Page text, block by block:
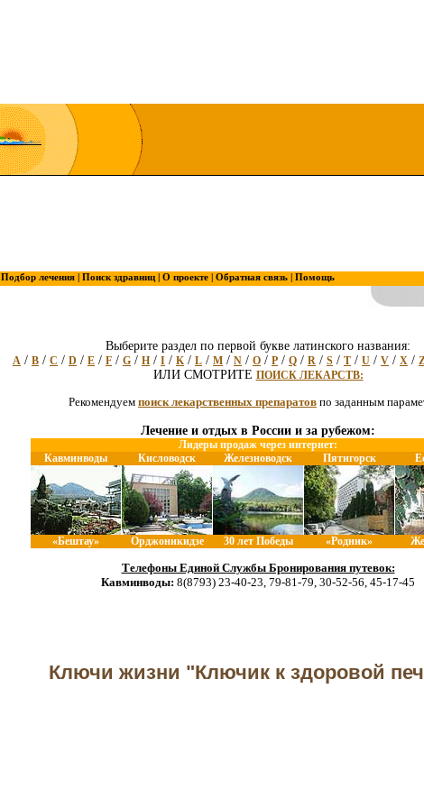
Подбор лечения | Поиск здравниц | О проекте | Обратная связь | Помощь
Выберите раздел по первой букве латинского названия:
A / B / C / D / E / F / G / H / I / K/ L / M / N / O / P / Q / R / S / T / U / V / X /
ИЛИ СМОТРИТЕ ПОИСК ЛЕКАРСТВ:
Рекомендуем поиск лекарственных препаратов по заданным
Лечение и отдых в России и за рубежом:
Лидеры продаж через интернет:
Кавминводы
Кисловодск Железноводск Пятигорск
«Бештау» Орджоникидзе 30 лет Победы «Родник»
Телефоны Единой Службы Бронирования путевок:
Кавминводы: 8(8793) 23-40-23, 79-81-79, 30-52-56, 45-17-45
Ключи жизни "Ключик к здоровой